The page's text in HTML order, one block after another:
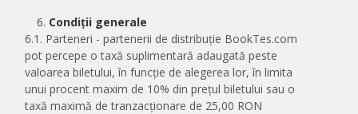
Condiții generale
6.1. Parteneri - partenerii de distribuție BookTes.com
pot percepe o taxă suplimentară adaugată peste
valoarea biletului, în funcție de alegerea lor, în limita
unui procent maxim de 10% din prețul biletului sau o
taxă maximă de tranzacționare de 25,00 RON